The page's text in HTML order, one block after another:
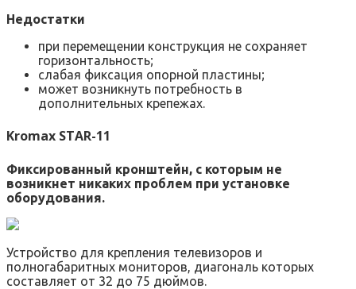
Недостатки
при перемещении конструкция не сохраняет
горизонтальность;
слабая фиксация опорной пластины;
может возникнуть потребность в
дополнительных крепежах.
Kromax STAR-11
Фиксированный кронштейн, с которым не
возникнет никаких проблем при установке
оборудования.
Устройство для крепления телевизоров и
полногабаритных мониторов, диагональ которых
составляет от 32 до 75 дюймов.